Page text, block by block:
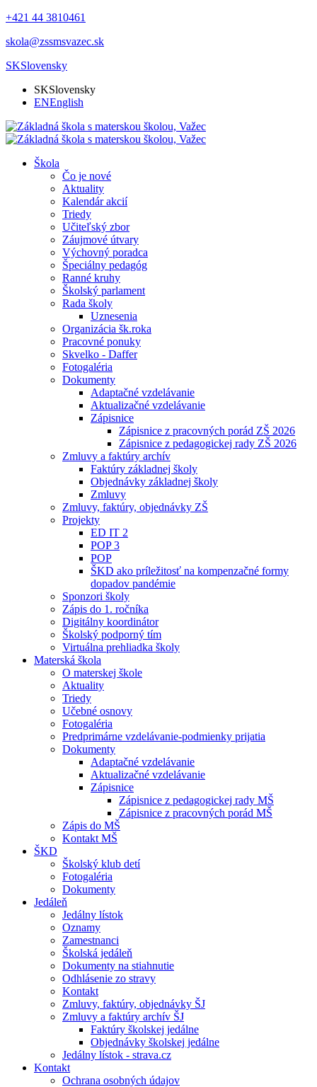
+421 44 3810461
skola@zssmsvazec.sk
SKSlovensky
SKSlovensky
ENEnglish
Škola
Čo je nové
Aktuality
Kalendár akcií
Triedy
Učiteľský zbor
Záujmové útvary
Výchovný poradca
Špeciálny pedagóg
Ranné kruhy
Školský parlament
Rada školy
Uznesenia
Organizácia šk.roka
Pracovné ponuky
Skvelko - Daffer
Fotogaléria
Dokumenty
Adaptačné vzdelávanie
Aktualizačné vzdelávanie
Zápisnice
Zápisnice z pracovných porád ZŠ 2026
Zápisnice z pedagogickej rady ZŠ 2026
Zmluvy a faktúry archív
Faktúry základnej školy
Objednávky základnej školy
Zmluvy
Zmluvy, faktúry, objednávky ZŠ
Projekty
ED IT 2
POP 3
POP
ŠKD ako príležitosť na kompenzačné formy
dopadov pandémie
Sponzori školy
Zápis do 1. ročníka
Digitálny koordinátor
Školský podporný tím
Virtuálna prehliadka školy
Materská škola
O materskej škole
Aktuality
Triedy
Učebné osnovy
Fotogaléria
Predprimárne vzdelávanie-podmienky prijatia
Dokumenty
Adaptačné vzdelávanie
Aktualizačné vzdelávanie
Zápisnice
Zápisnice z pedagogickej rady MŠ
Zápisnice z pracovných porád MŠ
Zápis do MŠ
Kontakt MŠ
ŠKD
Školský klub detí
Fotogaléria
Dokumenty
Jedáleň
Jedálny lístok
Oznamy
Zamestnanci
Školská jedáleň
Dokumenty na stiahnutie
Odhlásenie zo stravy
Kontakt
Zmluvy, faktúry, objednávky ŠJ
Zmluvy a faktúry archív ŠJ
Faktúry školskej jedálne
Objednávky školskej jedálne
Jedálny lístok - strava.cz
Kontakt
Ochrana osobných údajov